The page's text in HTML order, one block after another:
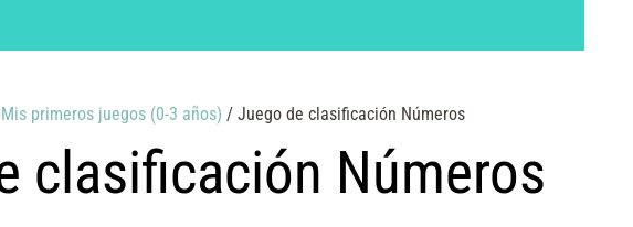
Mis primeros juegos (0-3 años) / Juego de clasificación Números
clasificación Números